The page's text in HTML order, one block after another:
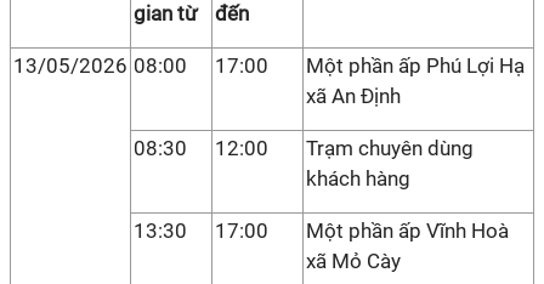
gian từ
đến
13/05/2026 08:00 17:00
Một phần ấp Phú Lợi Hạ
xã An Định
08:30 12:00
Trạm chuyên dùng
khách hàng
13:30 17:00
Một phần ấp Vĩnh Hoà
xã Mỏ Cày